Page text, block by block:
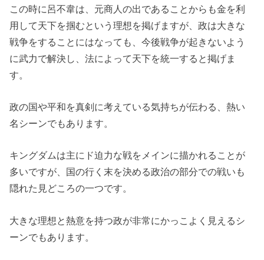
この時に呂不韋は、元商人の出であることからも金を利
用して天下を掴むという理想を掲げますが、政は大きな
戦争をすることにはなっても、今後戦争が起きないよう
に武力で解決し、法によって天下を統一すると掲げま
す。
政の国や平和を真剣に考えている気持ちが伝わる、熱い
名シーンでもあります。
キングダムは主にド迫力な戦をメインに描かれることが
多いですが、国の行く末を決める政治の部分での戦いも
隠れた見どころの一つです。
大きな理想と熱意を持つ政が非常にかっこよく見えるシ
ーンでもあります。